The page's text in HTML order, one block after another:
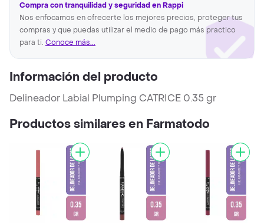
Compra con tranquilidad y seguridad en Rappi
Nos enfocamos en ofrecerte los mejores precios, proteger tus
compras y que puedas utilizar el medio de pago más practico
para ti. Conoce más...
Información del producto
Delineador Labial Plumping CATRICE 0.35 gr
Productos similares en Farmatodo